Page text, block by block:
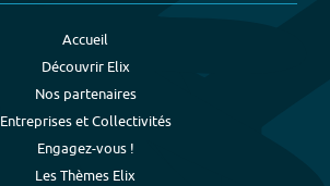
Accueil
Découvrir Elix
Nos partenaires
Entreprises et Collectivités
Engagez-vous !
Les Thèmes Elix